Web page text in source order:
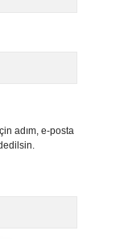
adım, e-posta